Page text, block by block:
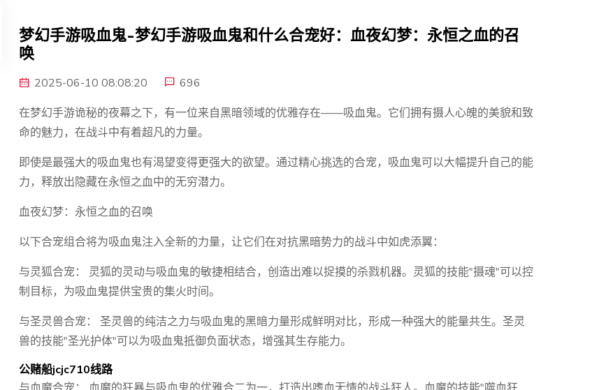
梦幻手游吸血鬼-梦幻手游吸血鬼和什么合宠好：血夜幻梦：永恒之血的召
唤
2025-06-10 08:08:20
696
在梦幻手游诡秘的夜幕之下，有一位来自黑暗领域的优雅存在——吸血鬼。它们拥有摄人心魄的美貌和致
命的魅力，在战斗中有着超凡的力量。
即使是最强大的吸血鬼也有渴望变得更强大的欲望。通过精心挑选的合宠，吸血鬼可以大幅提升自己的能
力，释放出隐藏在永恒之血中的无穷潜力。
血夜幻梦：永恒之血的召唤
以下合宠组合将为吸血鬼注入全新的力量，让它们在对抗黑暗势力的战斗中如虎添翼：
与灵狐合宠： 灵狐的灵动与吸血鬼的敏捷相结合，创造出难以捉摸的杀戮机器。灵狐的技能"摄魂"可以控
制目标，为吸血鬼提供宝贵的集火时间。
与圣灵兽合宠： 圣灵兽的纯洁之力与吸血鬼的黑暗力量形成鲜明对比，形成一种强大的能量共生。圣灵
兽的技能"圣光护体"可以为吸血鬼抵御负面状态，增强其生存能力。
公赌船jcjc710线路